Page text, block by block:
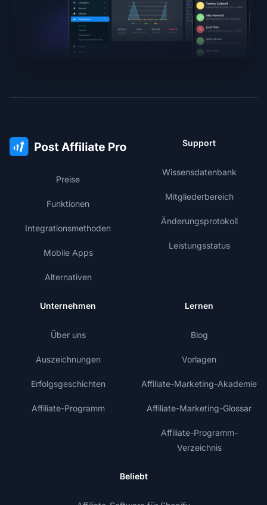
Preise
Funktionen
Integrationsmethoden
Mobile Apps
Alternativen
Support
Wissensdatenbank
Mitgliederbereich
Änderungsprotokoll
Leistungsstatus
Unternehmen
Über uns
Auszeichnungen
Erfolgsgeschichten
Affiliate-Programm
Lernen
Blog
Vorlagen
Affiliate-Marketing-Akademie
Affiliate-Marketing-Glossar
Affiliate-Programm-
Verzeichnis
Beliebt